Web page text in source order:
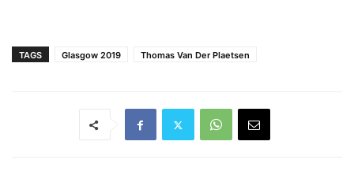
TAGS Glasgow 2019 Thomas Van Der Plaetsen